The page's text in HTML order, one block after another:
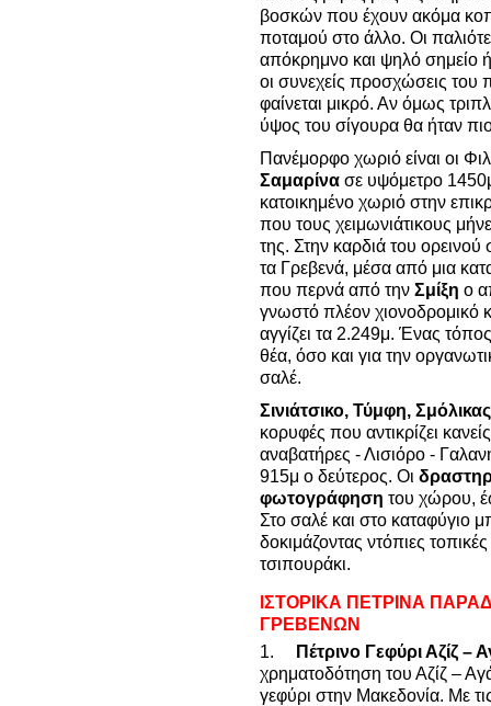
βοσκών που έχουν ακόμα
ποταμού στο άλλο. Οι
απόκρημνο και ψηλό σημείο
οι συνεχείς προσχώσεις του
φαίνεται μικρό. Αν όμως
ύψος του σίγουρα θα ήταν
Πανέμορφο χωριό είναι οι
Σαμαρίνα σε υψόμετρο
κατοικημένο χωριό στην
που τους χειμωνιάτικους
της. Στην καρδιά του
τα Γρεβενά, μέσα από μια
που περνά από την Σμίξη ο
γνωστό πλέον χιονοδρομικό
αγγίζει τα 2.249μ. Ένας
θέα, όσο και για την
σαλέ.
Σινιάτσικο, Τύμφη,
κορυφές που αντικρίζει
αναβατήρες - Λισιόρο -
915μ ο δεύτερος. Οι
φωτογράφηση του χώρου,
Στο σαλέ και στο καταφύγιο
δοκιμάζοντας ντόπιες
τσιπουράκι.
ΙΣΤΟΡΙΚΑ ΠΕΤΡΙΝΑ
ΓΡΕΒΕΝΩΝ
1.
Πέτρινο Γεφύρι Αζίζ –
χρηματοδότηση του Αζίζ –
γεφύρι στην Μακεδονία. Με